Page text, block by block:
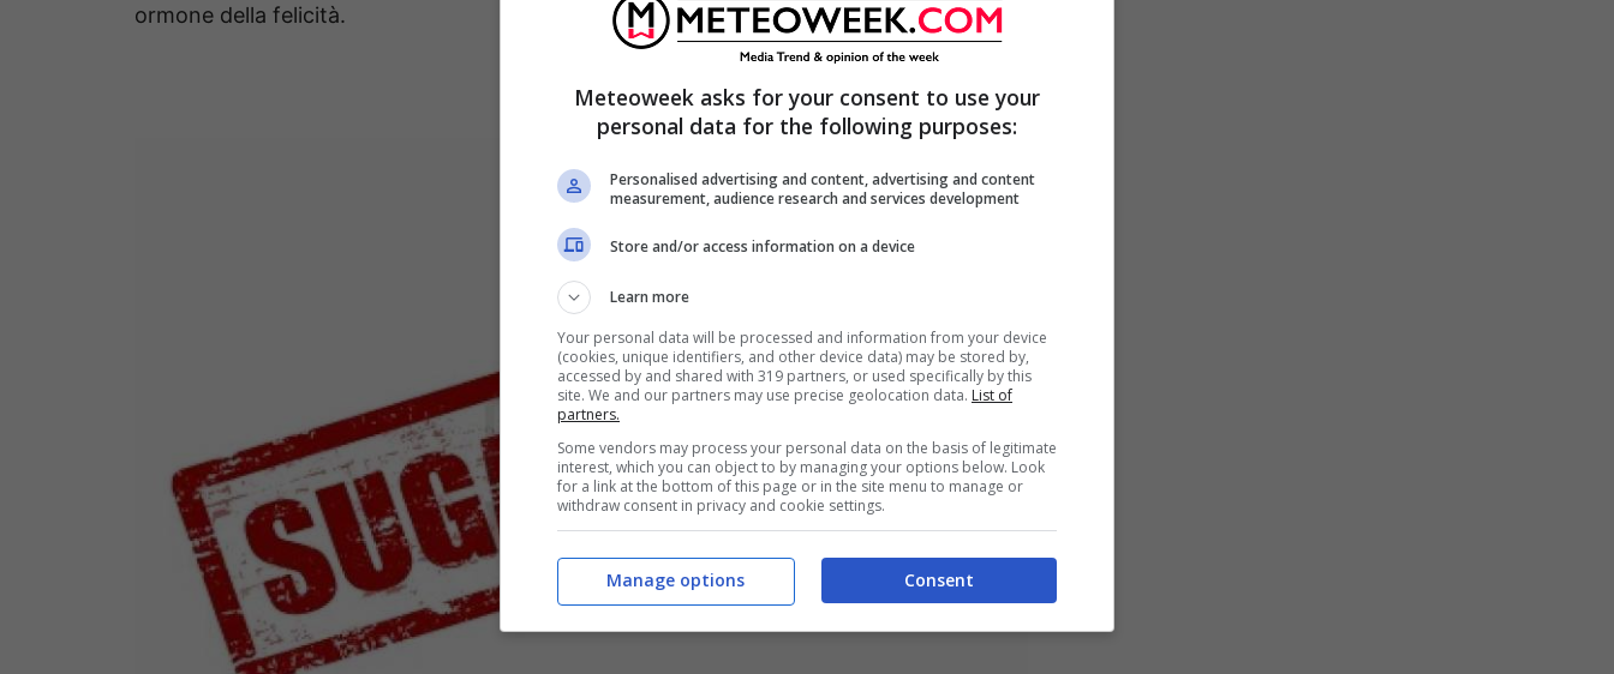
ormone della felicità.
Meteoweek asks for your consent to use your
personal data for the following purposes:
Personalised advertising and content, advertising and content
measurement, audience research and services development
Store and/or access information on a device
Learn more
Your personal data will be processed and information from your device
(cookies, unique identifiers, and other device data) may be stored by,
accessed by and shared with 319 partners, or used specifically by this
site. We and our partners may use precise geolocation data. List of
partners.
Some vendors may process your personal data on the basis of legitimate
interest, which you can object to by managing your options below. Look
for a link at the bottom of this page or in the site menu to manage or
withdraw consent in privacy and cookie settings.
Consent
Manage options